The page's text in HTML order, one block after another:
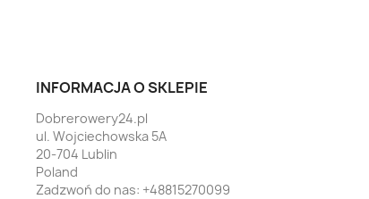
INFORMACJA O SKLEPIE
Dobrerowery24.pl
ul. Wojciechowska 5A
20-704 Lublin
Poland
Zadzwoń do nas: +48815270099